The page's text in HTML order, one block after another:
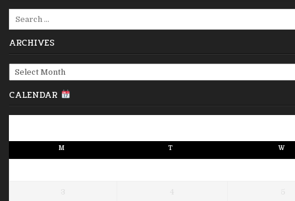
ARCHIVES
Archives
CALENDAR
M T W
3 4 5